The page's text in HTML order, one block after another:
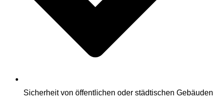
Sicherheit von öffentlichen oder städtischen Gebäuden